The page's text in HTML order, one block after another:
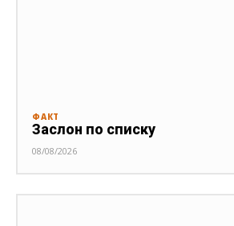
ФАКТ
Заслон по списку
08/08/2026